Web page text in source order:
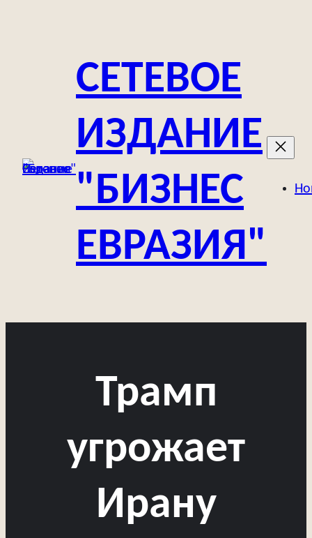
содержимомуСЕТЕВОЕ
ИЗДАНИЕ
"БИЗНЕС
ЕВРАЗИЯ"
Трамп
угрожает
Ирану